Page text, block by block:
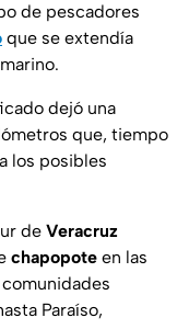
de pescadores
que se extendía
dejó una
que, tiempo
los posibles
de Veracruz
chapopote en las
comunidades
Paraíso,